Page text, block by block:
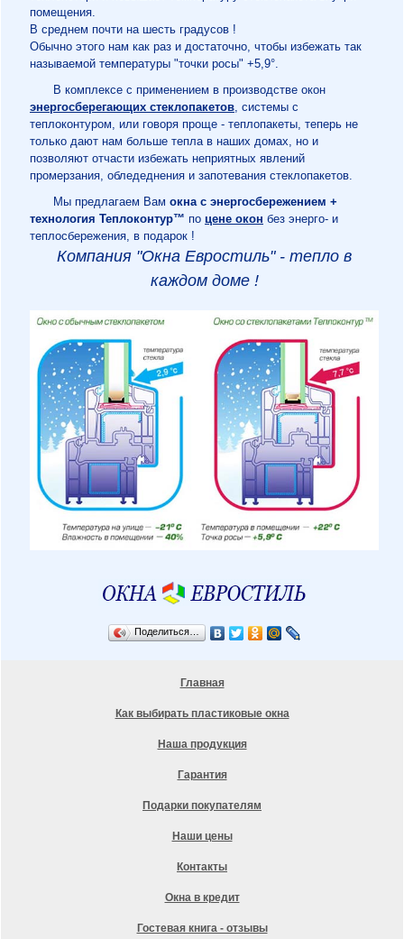
помещения.
В среднем почти на шесть градусов !
Обычно этого нам как раз и достаточно, чтобы избежать так
называемой температуры "точки росы" +5,9°.
В комплексе с применением в производстве окон
энергосберегающих стеклопакетов, системы с
теплоконтуром, или говоря проще - теплопакеты, теперь не
только дают нам больше тепла в наших домах, но и
позволяют отчасти избежать неприятных явлений
промерзания, обледеднения и запотевания стеклопакетов.
Мы предлагаем Вам окна с энергосбережением +
технология Теплоконтур™ по цене окон без энерго- и
теплосбережения, в подарок !
Компания "Окна Евростиль" - тепло в
каждом доме !
Поделиться…
Главная
Как выбирать пластиковые окна
Наша продукция
Гарантия
Подарки покупателям
Наши цены
Контакты
Окна в кредит
Гостевая книга - отзывы